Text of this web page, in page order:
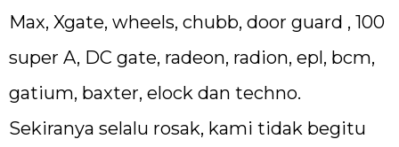
Max, Xgate, wheels, chubb, door guard , 100
super A, DC gate, radeon, radion, epl, bcm,
gatium, baxter, elock dan techno.
Sekiranya selalu rosak, kami tidak begitu